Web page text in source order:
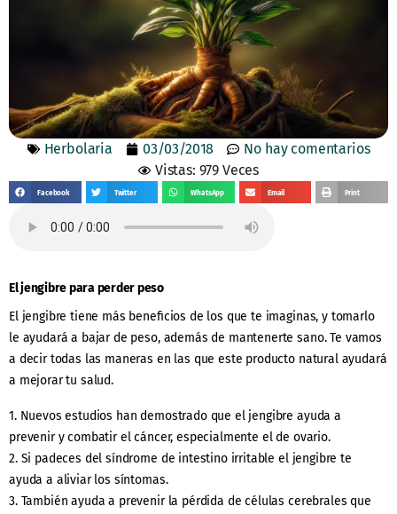
Herbolaria 03/03/2018
No hay comentarios
Vistas: 979 Veces
Facebook Twitter WhatsApp Email Print
El jengibre para perder peso
El jengibre tiene más beneficios de los que te imaginas, y tomarlo
le ayudará a bajar de peso, además de mantenerte sano. Te vamos
a decir todas las maneras en las que este producto natural ayudará
a mejorar tu salud.
1. Nuevos estudios han demostrado que el jengibre ayuda a
prevenir y combatir el cáncer, especialmente el de ovario.
2. Si padeces del síndrome de intestino irritable el jengibre te
ayuda a aliviar los síntomas.
3. También ayuda a prevenir la pérdida de células cerebrales que